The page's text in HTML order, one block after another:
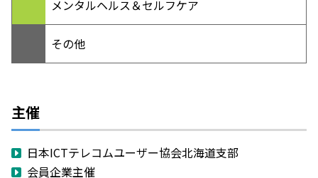
メンタルヘルス＆セルフケア
その他
主催
日本ICTテレコムユーザー協会北海道支部
会員企業主催